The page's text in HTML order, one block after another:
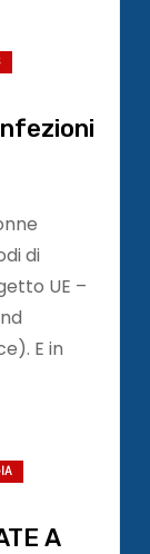
di
UE –
E in
A